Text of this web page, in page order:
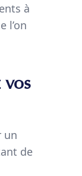
à
l’on
vos
un
de